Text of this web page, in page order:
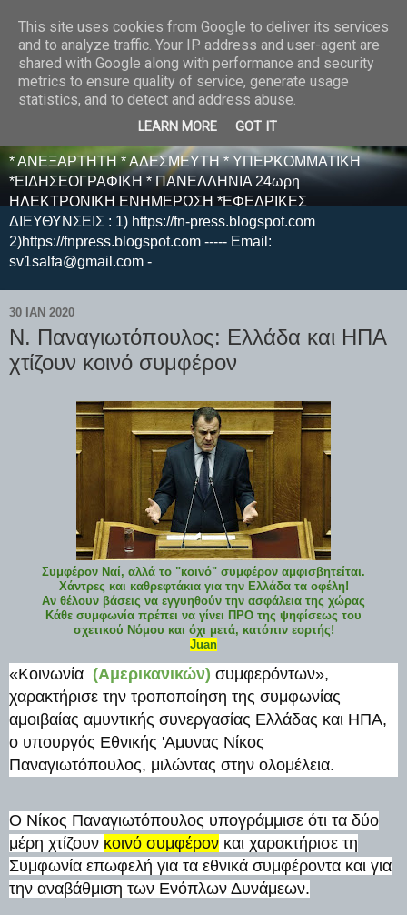
E F E N P R E S S -
ΗΛΕΚΤΡΟΝΙΚΗ
ΕΦΗΜΕΡΙΔΑ
* ΑΝΕΞΑΡΤΗΤΗ * ΑΔΕΣΜΕΥΤΗ * ΥΠΕΡΚΟΜΜΑΤΙΚΗ
*ΕΙΔΗΣΕΟΓΡΑΦΙΚΗ * ΠΑΝΕΛΛΗΝΙΑ 24ωρη
ΗΛΕΚΤΡΟΝΙΚΗ ΕΝΗΜΕΡΩΣΗ *ΕΦΕΔΡΙΚΕΣ
ΔΙΕΥΘΥΝΣΕΙΣ : 1) https://fn-press.blogspot.com
2)https://fnpress.blogspot.com ----- Email:
sv1salfa@gmail.com -
30 ΙΑΝ 2020
Ν. Παναγιωτόπουλος: Ελλάδα και ΗΠΑ
χτίζουν κοινό συμφέρον
Συμφέρον Ναί, αλλά το "κοινό" συμφέρον αμφισβητείται.
Χάντρες και καθρεφτάκια για την Ελλάδα τα οφέλη!
Αν θέλουν βάσεις να εγγυηθούν την ασφάλεια της χώρας
Κάθε συμφωνία πρέπει να γίνει ΠΡΟ της ψηφίσεως του
σχετικού Νόμου και όχι μετά, κατόπιν εορτής!
Juan
«Κοινωνία (Αμερικανικών) συμφερόντων»,
χαρακτήρισε την τροποποίηση της συμφωνίας
αμοιβαίας αμυντικής συνεργασίας Ελλάδας και ΗΠΑ,
ο υπουργός Εθνικής 'Αμυνας Νίκος
Παναγιωτόπουλος, μιλώντας στην ολομέλεια.
Ο Νίκος Παναγιωτόπουλος υπογράμμισε ότι τα δύο
μέρη χτίζουν κοινό συμφέρον και χαρακτήρισε τη
Συμφωνία επωφελή για τα εθνικά συμφέροντα και για
την αναβάθμιση των Ενόπλων Δυνάμεων.
This site uses cookies from Google to deliver its services
and to analyze traffic. Your IP address and user-agent are
shared with Google along with performance and security
metrics to ensure quality of service, generate usage
statistics, and to detect and address abuse.
LEARN MORE GOT IT